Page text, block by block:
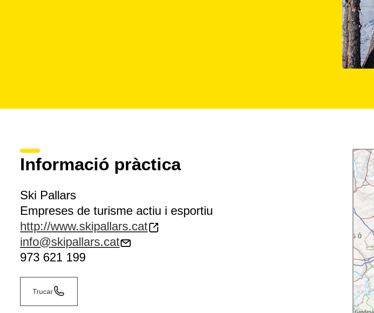
Informació pràctica
Ski Pallars
Empreses de turisme actiu i esportiu
http://www.skipallars.cat
info@skipallars.cat
973 621 199
Trucar